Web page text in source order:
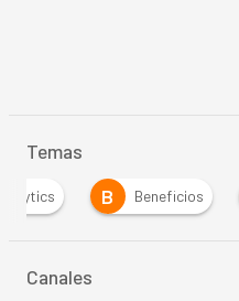
Temas
B Beneficios
Canales